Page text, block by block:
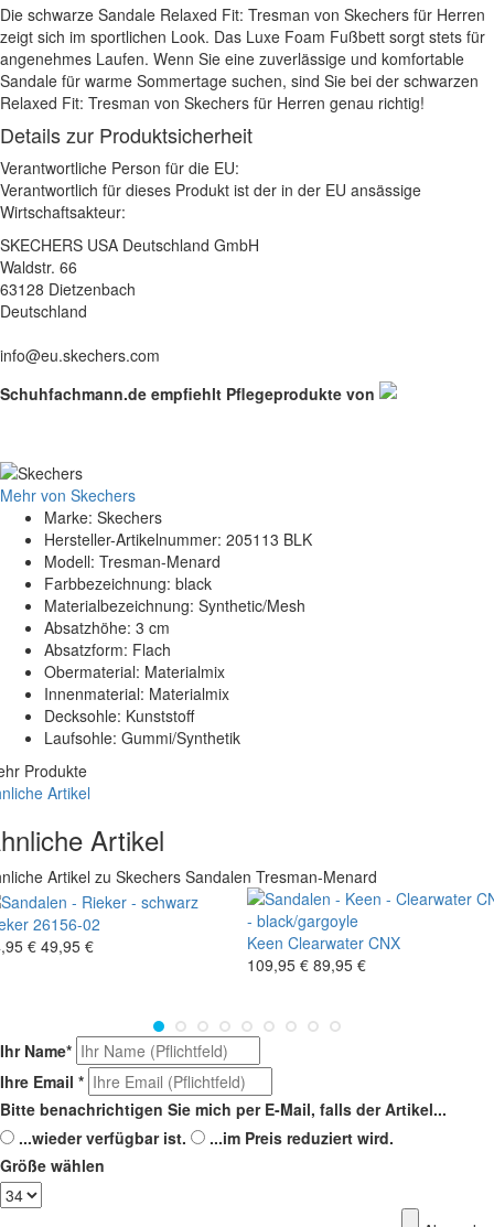
Die schwarze Sandale Relaxed Fit: Tresman von Skechers für Herren
zeigt sich im sportlichen Look. Das Luxe Foam Fußbett sorgt stets für
angenehmes Laufen. Wenn Sie eine zuverlässige und komfortable
Sandale für warme Sommertage suchen, sind Sie bei der schwarzen
Relaxed Fit: Tresman von Skechers für Herren genau richtig!
Details zur Produktsicherheit
Verantwortliche Person für die EU:
Verantwortlich für dieses Produkt ist der in der EU ansässige
Wirtschaftsakteur:
SKECHERS USA Deutschland GmbH
Waldstr. 66
63128 Dietzenbach
Deutschland
info@eu.skechers.com
Schuhfachmann.de empfiehlt Pflegeprodukte von
Mehr von Skechers
Marke: Skechers
Hersteller-Artikelnummer: 205113 BLK
Modell: Tresman-Menard
Farbbezeichnung: black
Materialbezeichnung: Synthetic/Mesh
Absatzhöhe: 3 cm
Absatzform: Flach
Obermaterial: Materialmix
Innenmaterial: Materialmix
Decksohle: Kunststoff
Laufsohle: Gummi/Synthetik
Produkte
Artikel
Artikel
Artikel zu Skechers Sandalen Tresman-Menard
26156-02
€ 49,95 € Keen Clearwater CNX
109,95 € 89,95 €
Ihr Name*
Ihre Email *
Bitte benachrichtigen Sie mich per E-Mail, falls der Artikel...
...wieder verfügbar ist.
...im Preis reduziert wird.
Größe wählen